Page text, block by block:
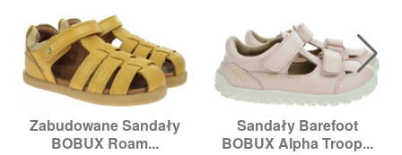
Zabudowane Sandały
BOBUX Roam...
Sandały Barefoot
BOBUX Alpha Troop...